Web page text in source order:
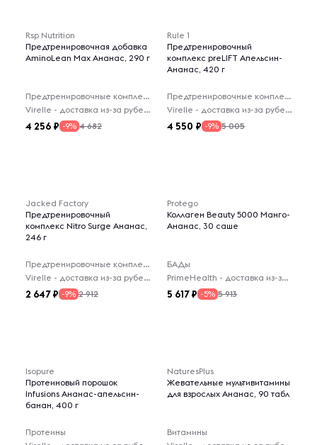
Rsp Nutrition
Предтренировочная добавка
AminoLean Max Ананас, 290 г
Предтренировочные комплексы
Virelle - доставка из-за рубежа
4 256 -9% 4 682
Rule 1
Предтренировочный
комплекс preLIFT Апельсин-
Ананас, 420 г
Предтренировочные комплексы
Virelle - доставка из-за рубежа
4 550 -9% 5 005
Jacked Factory
Предтренировочный
комплекс Nitro Surge Ананас,
246 г
Предтренировочные комплексы
Virelle - доставка из-за рубежа
2 647 -9% 2 912
Protego
Коллаген Beauty 5000 Манго-
Ананас, 30 саше
БАДы
PrimeHealth - доставка из-за рубежа
5 617 -5% 5 913
Isopure
Протеиновый порошок
Infusions Ананас-апельсин-
банан, 400 г
Протеины
NaturesPlus
Жевательные мультивитамины
для взрослых Ананас, 90 табл
Витамины